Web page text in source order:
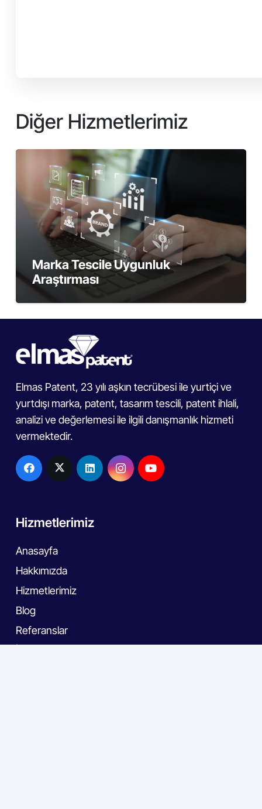
Diğer Hizmetlerimiz
Marka Tescile Uygunluk
Araştırması
Elmas Patent, 23 yılı aşkın tecrübesi ile yurtiçi ve
yurtdışı marka, patent, tasarım tescili, patent ihlali,
analizi ve değerlemesi ile ilgili danışmanlık hizmeti
vermektedir.
Hizmetlerimiz
Anasayfa
Hakkımızda
Hizmetlerimiz
Blog
Referanslar